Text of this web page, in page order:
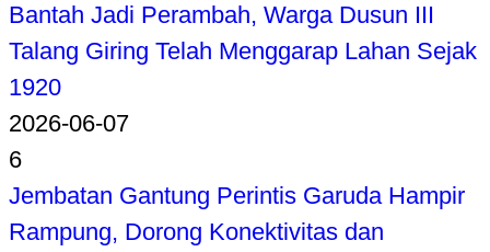
Bantah Jadi Perambah, Warga Dusun III
Talang Giring Telah Menggarap Lahan Sejak
1920
2026-06-07
6
Jembatan Gantung Perintis Garuda Hampir
Rampung, Dorong Konektivitas dan